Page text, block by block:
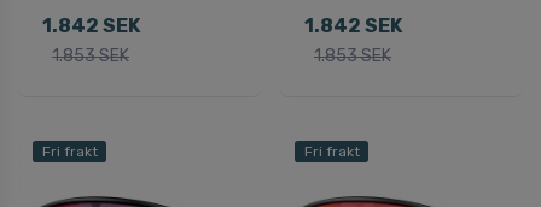
1.842 SEK
1.853 SEK
1.842 SEK
1.853 SEK
Fri frakt Fri frakt